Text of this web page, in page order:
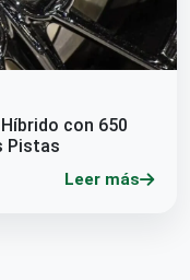
con 650
Pistas
Leer más